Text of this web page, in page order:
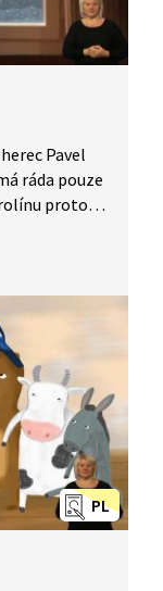
Pavel
ráda pouze
proto
PL